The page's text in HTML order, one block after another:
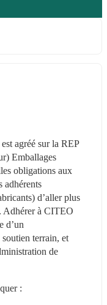
agréé sur la REP
Emballages
obligations aux
adhérents
d’aller plus
Adhérer à CITEO
d’un
soutien terrain, et
de
: